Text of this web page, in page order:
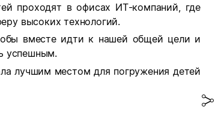
проходят в офисах ИТ-компаний, где
высоких технологий.
вместе идти к нашей общей цели и
успешным.
лучшим местом для погружения детей